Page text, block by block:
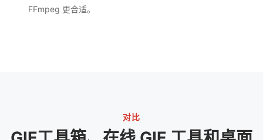
FFmpeg 更合适。
对比